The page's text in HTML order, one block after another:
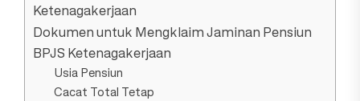
Ketenagakerjaan
Dokumen untuk Mengklaim Jaminan Pensiun
BPJS Ketenagakerjaan
Usia Pensiun
Cacat Total Tetap